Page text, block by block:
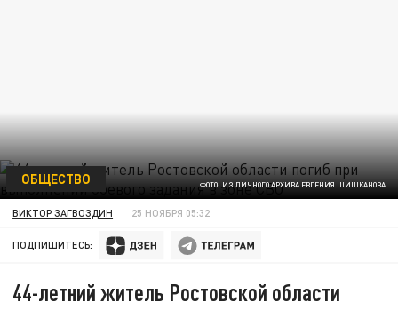
ФОТО: ИЗ ЛИЧНОГО АРХИВА ЕВГЕНИЯ ШИШКАНОВА
ОБЩЕСТВО
ВИКТОР ЗАГВОЗДИН 25 НОЯБРЯ 05:32
ПОДПИШИТЕСЬ:
44-летний житель Ростовской области